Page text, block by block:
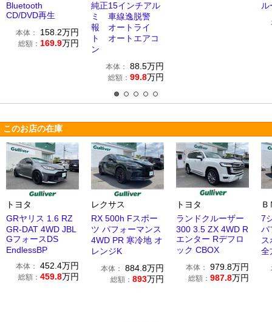
Bluetooth
CD/DVD再生
本体： 158.2万円
総額： 169.9万円
純正15インチアル
ミ 車線逸脱警
報 オートライ
ト オートエアコ
ン
本体： 88.5万円
総額： 99.8万円
このお店の在庫
トヨタ
GRヤリス 1.6 RZ
GR-DAT 4WD JBL
GフォースDS
EndlessBP
本体： 452.4万円
総額： 459.8万円
レクサス
RX 500h Fスポー
ツ パフォーマンス
4WD PR 寒冷地 オ
レンジK
本体： 884.8万円
総額： 893万円
トヨタ
ランドクルーザー
300 3.5 ZX 4WD R
エンター Rデフロ
ック CBOX
本体： 979.8万円
総額： 987.8万円
7
パ
全